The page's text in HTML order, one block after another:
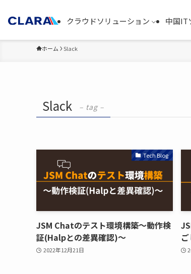
クラウドソリューション 中国IT
ホーム Slack
Slack – tag –
Tech Blog
JSM Chatのテスト環境構築～動作検
証(Halpとの差異確認)～
2022年12月21日